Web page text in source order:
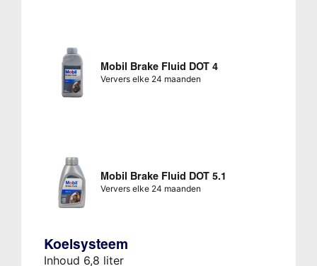
Mobil Brake Fluid DOT 4
Ververs elke 24 maanden
Mobil Brake Fluid DOT 5.1
Ververs elke 24 maanden
Koelsysteem
Inhoud 6,8 liter